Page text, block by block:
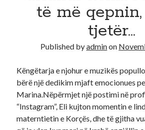
Recent Comments
onHello world!
të më
tjetër…
Published byadminon
Këngëtarja e njohur e muzikës
bërë një dedikim mjaft emocionues
Marina.Nëpërmjet një postimi në
“Instagram”, Eli kujton momentin e
materntietin e Korçës, dhe të gjitha